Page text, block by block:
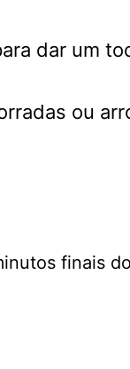
dar um
ou
finais